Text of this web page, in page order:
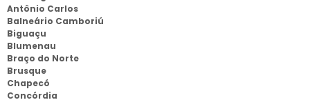
Antônio Carlos
Balneário Camboriú
Biguaçu
Blumenau
Braço do Norte
Brusque
Chapecó
Concórdia